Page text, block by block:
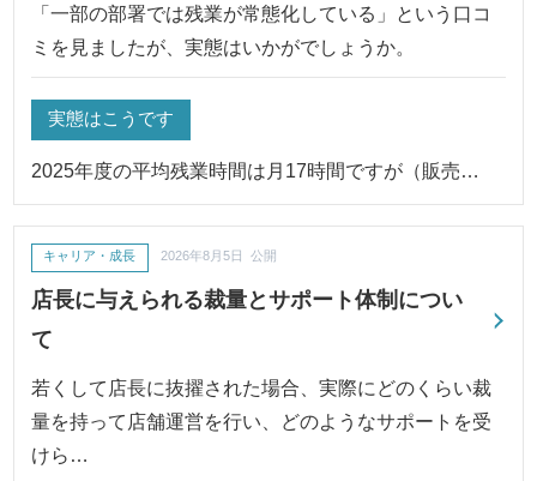
「一部の部署では残業が常態化している」という口コ
ミを見ましたが、実態はいかがでしょうか。
実態はこうです
2025年度の平均残業時間は月17時間ですが（販売…
店長に与えられる裁量とサポート体制につい
て
キャリア・成長 2026年8月5日 公開
若くして店長に抜擢された場合、実際にどのくらい裁
量を持って店舗運営を行い、どのようなサポートを受
けら…